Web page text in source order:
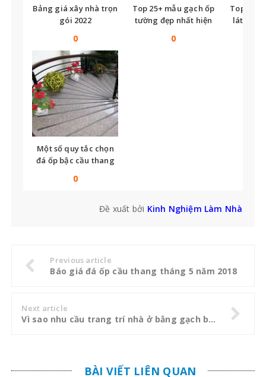
Bảng giá xây nhà trọn
gói 2022
0
Top 25+ mẫu gạch ốp
tường đẹp nhất hiện
0
Top
lát nền
Một số quy tắc chọn
đá ốp bậc cầu thang
0
Đề xuất bởi Kinh Nghiệm Làm Nhà
Previous article
Báo giá đá ốp cầu thang tháng 5 năm 2018
Next article
Vì sao nhu cầu trang trí nhà ở bằng gạch bông ngày càng gia tăng
BÀI VIẾT LIÊN QUAN